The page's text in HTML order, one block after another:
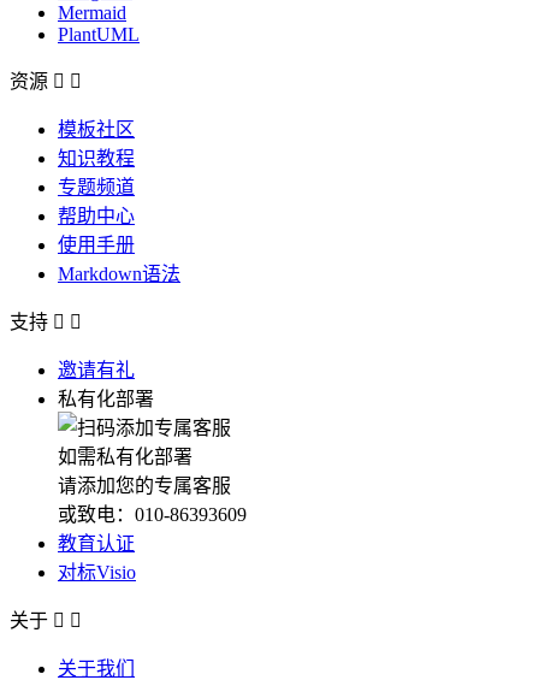
Mermaid
PlantUML
资源  
模板社区
知识教程
专题频道
帮助中心
使用手册
Markdown语法
支持  
邀请有礼
私有化部署
如需私有化部署
请添加您的专属客服
或致电：010-86393609
教育认证
对标Visio
关于  
关于我们